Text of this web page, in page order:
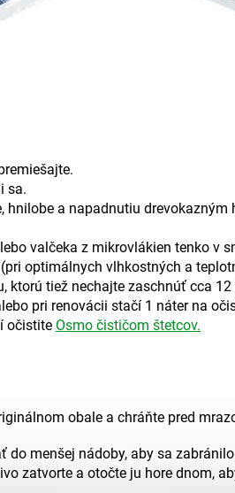
sa.
hnilobe a napadnutiu
valčeka z mikrovlákien tenko v
optimálnych vlhkostných a
ktorú tiež nechajte zaschnúť cca 12
pri renovácii stačí 1 náter na
očistite Osmo čističom štetcov.
obale a chráňte pred
menšej nádoby, aby sa
zatvorte a otočte ju hore dnom,